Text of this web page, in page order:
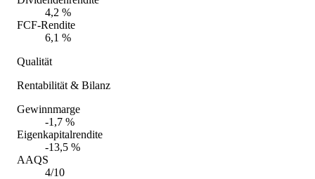
4,2 %
FCF-Rendite
6,1 %
Qualität
Rentabilität & Bilanz
Gewinnmarge
-1,7 %
Eigenkapitalrendite
-13,5 %
AAQS
4/10